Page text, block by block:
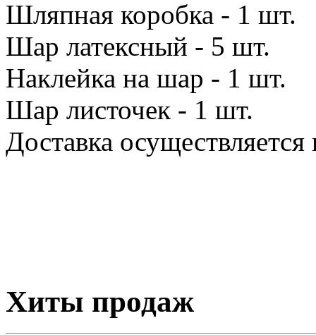
Шляпная коробка - 1 шт.
Шар латексный - 5 шт.
Наклейка на шар - 1 шт.
Шар листочек - 1 шт.
Доставка
Хиты продаж